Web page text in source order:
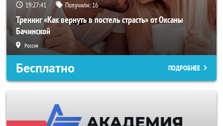
19:27:38 Получили: 16
Тренинг «Как вернуть в постель страсть» от Оксаны
Бачинской
Россия
Бесплатно ПОДРОБНЕЕ